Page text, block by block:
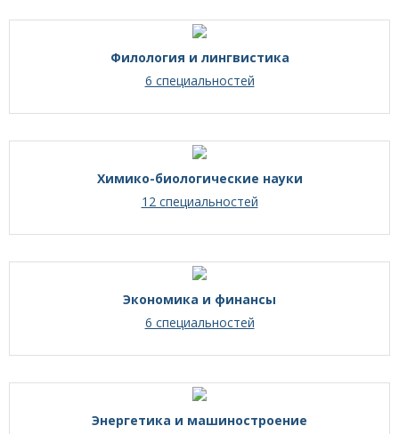
Филология и лингвистика
6 специальностей
Химико-биологические науки
12 специальностей
Экономика и финансы
6 специальностей
Энергетика и машиностроение